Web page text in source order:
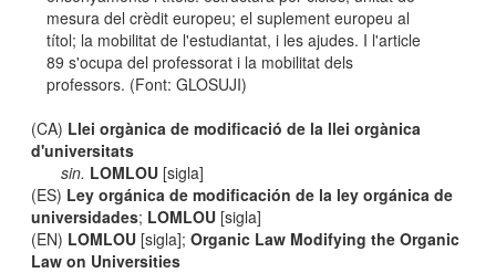
mesura del crèdit europeu; el suplement europeu al
títol; la mobilitat de l'estudiantat, i les ajudes. I l'article
89 s'ocupa del professorat i la mobilitat dels
professors. (Font: GLOSUJI)
(CA) Llei orgànica de modificació de la llei orgànica
d'universitats
sin. LOMLOU[sigla]
(ES) Ley orgánica de modificación de la ley orgánica de
universidades; LOMLOU [sigla]
(EN) LOMLOU [sigla];Organic Law Modifying the Organic
Law on Universities